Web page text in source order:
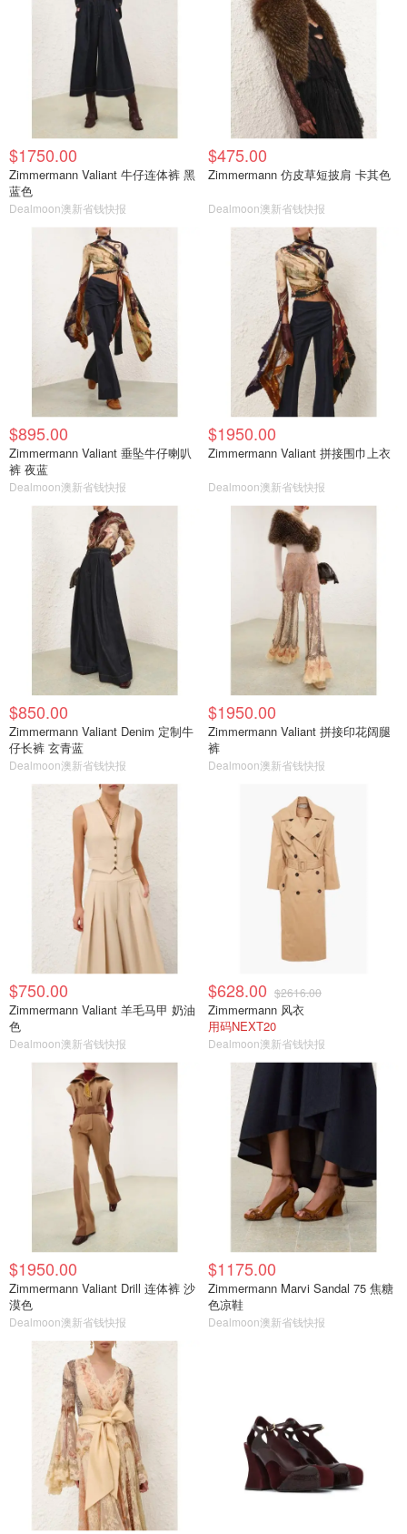
$1750.00
Zimmermann Valiant 牛仔连体裤 黑
蓝色
Dealmoon澳新省钱快报
$475.00
Zimmermann 仿皮草短披肩 卡其色
Dealmoon澳新省钱快报
$895.00
Zimmermann Valiant 垂坠牛仔喇叭
裤 夜蓝
Dealmoon澳新省钱快报
$1950.00
Zimmermann Valiant 拼接围巾上衣
Dealmoon澳新省钱快报
$850.00
Zimmermann Valiant Denim 定制牛
仔长裤 玄青蓝
Dealmoon澳新省钱快报
$1950.00
Zimmermann Valiant 拼接印花阔腿
裤
Dealmoon澳新省钱快报
$750.00
Zimmermann Valiant 羊毛马甲 奶油
色
Dealmoon澳新省钱快报
$628.00 $2616.00
Zimmermann 风衣
用码NEXT20
Dealmoon澳新省钱快报
$1950.00
Zimmermann Valiant Drill 连体裤 沙
漠色
Dealmoon澳新省钱快报
$1175.00
Zimmermann Marvi Sandal 75 焦糖
色凉鞋
Dealmoon澳新省钱快报